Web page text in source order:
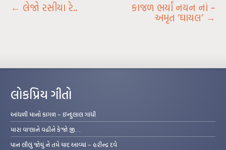
← લેજો રસીયા રે.. કાજળ ભર્યાં નયન નાં –
અમૃત ‘ઘાયલ’ →
લોકપ્રિય ગીતો
આંધળી માનો કાગળ – ઇન્દુલાલ ગાંધી
મારા વા’લાને વઢીને કે’જો જી…
પાન લીલું જોયું ને તમે યાદ આવ્યાં – હરીન્દ્ર દવે